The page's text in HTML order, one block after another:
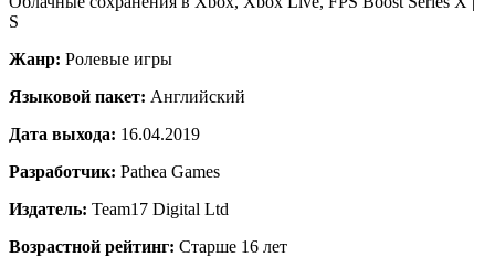
S
Жанр: Ролевые игры
Языковой пакет: Английский
Дата выхода: 16.04.2019
Разработчик: Pathea Games
Издатель: Team17 Digital Ltd
Возрастной рейтинг: Старше 16 лет